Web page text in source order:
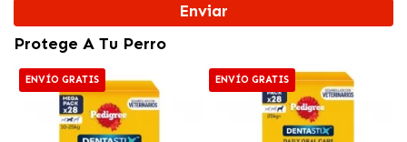
Enviar
Protege A Tu Perro
ENVÍO GRATIS ENVÍO GRATIS